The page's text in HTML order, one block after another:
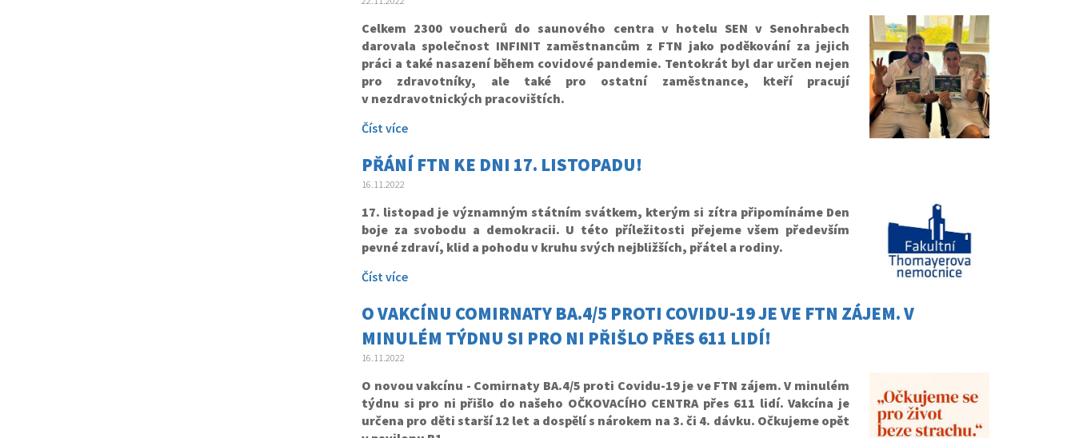
Celkem 2300 voucherů do saunového centra v hotelu SEN v Senohrabech
darovala společnost INFINIT zaměstnancům z FTN jako poděkování za jejich
práci a také nasazení během covidové pandemie. Tentokrát byl dar určen nejen
pro zdravotníky, ale také pro ostatní zaměstnance, kteří pracují
v nezdravotnických pracovištích.
Číst více
PŘÁNÍ FTN KE DNI 17. LISTOPADU!
16.11.2022
17. listopad je významným státním svátkem, kterým si zítra připomínáme Den
boje za svobodu a demokracii. U této příležitosti přejeme všem především
pevné zdraví, klid a pohodu v kruhu svých nejbližších, přátel a rodiny.
Číst více
O VAKCÍNU COMIRNATY BA.4/5 PROTI COVIDU-19 JE VE FTN ZÁJEM. V
MINULÉM TÝDNU SI PRO NI PŘIŠLO PŘES 611 LIDÍ!
16.11.2022
O novou vakcínu - Comirnaty BA.4/5 proti Covidu-19 je ve FTN zájem. V minulém
týdnu si pro ni přišlo do našeho OČKOVACÍHO CENTRA přes 611 lidí. Vakcína je
určena pro děti starší 12 let a dospělí s nárokem na 3. či 4. dávku. Očkujeme opět